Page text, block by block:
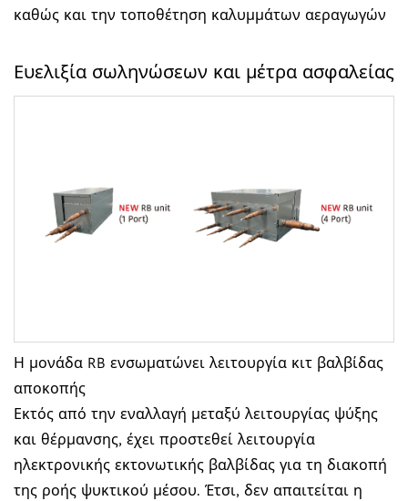
καθώς και την τοποθέτηση καλυμμάτων αεραγωγών
Ευελιξία σωληνώσεων και μέτρα ασφαλείας
Η μονάδα RB ενσωματώνει λειτουργία κιτ βαλβίδας
αποκοπής
Εκτός από την εναλλαγή μεταξύ λειτουργίας ψύξης
και θέρμανσης, έχει προστεθεί λειτουργία
ηλεκτρονικής εκτονωτικής βαλβίδας για τη διακοπή
της ροής ψυκτικού μέσου. Έτσι, δεν απαιτείται η